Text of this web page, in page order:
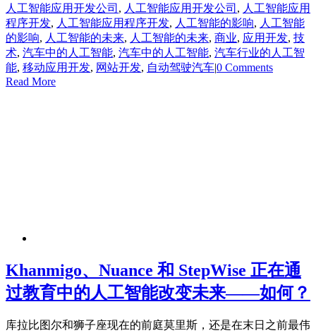
人工智能应用开发公司 , 人工智能应用开发公司 , 人工智能应用
程序开发, 人工智能应用程序开发, 人工智能的影响, 人工智能
的影响, 人工智能的未来, 人工智能的未来, 商业, 应用开发, 技
术, 汽车中的人工智能, 汽车中的人工智能, 汽车行业的人工智
能, 移动应用开发, 网站开发, 自动驾驶汽车|0 Comments
Read More
Khanmigo、Nuance 和 StepWise 正在通
过教育中的人工智能改变未来——如何？
库拉比图尔和狮子座现在的前庭莫里斯，还是在末日之前最伟